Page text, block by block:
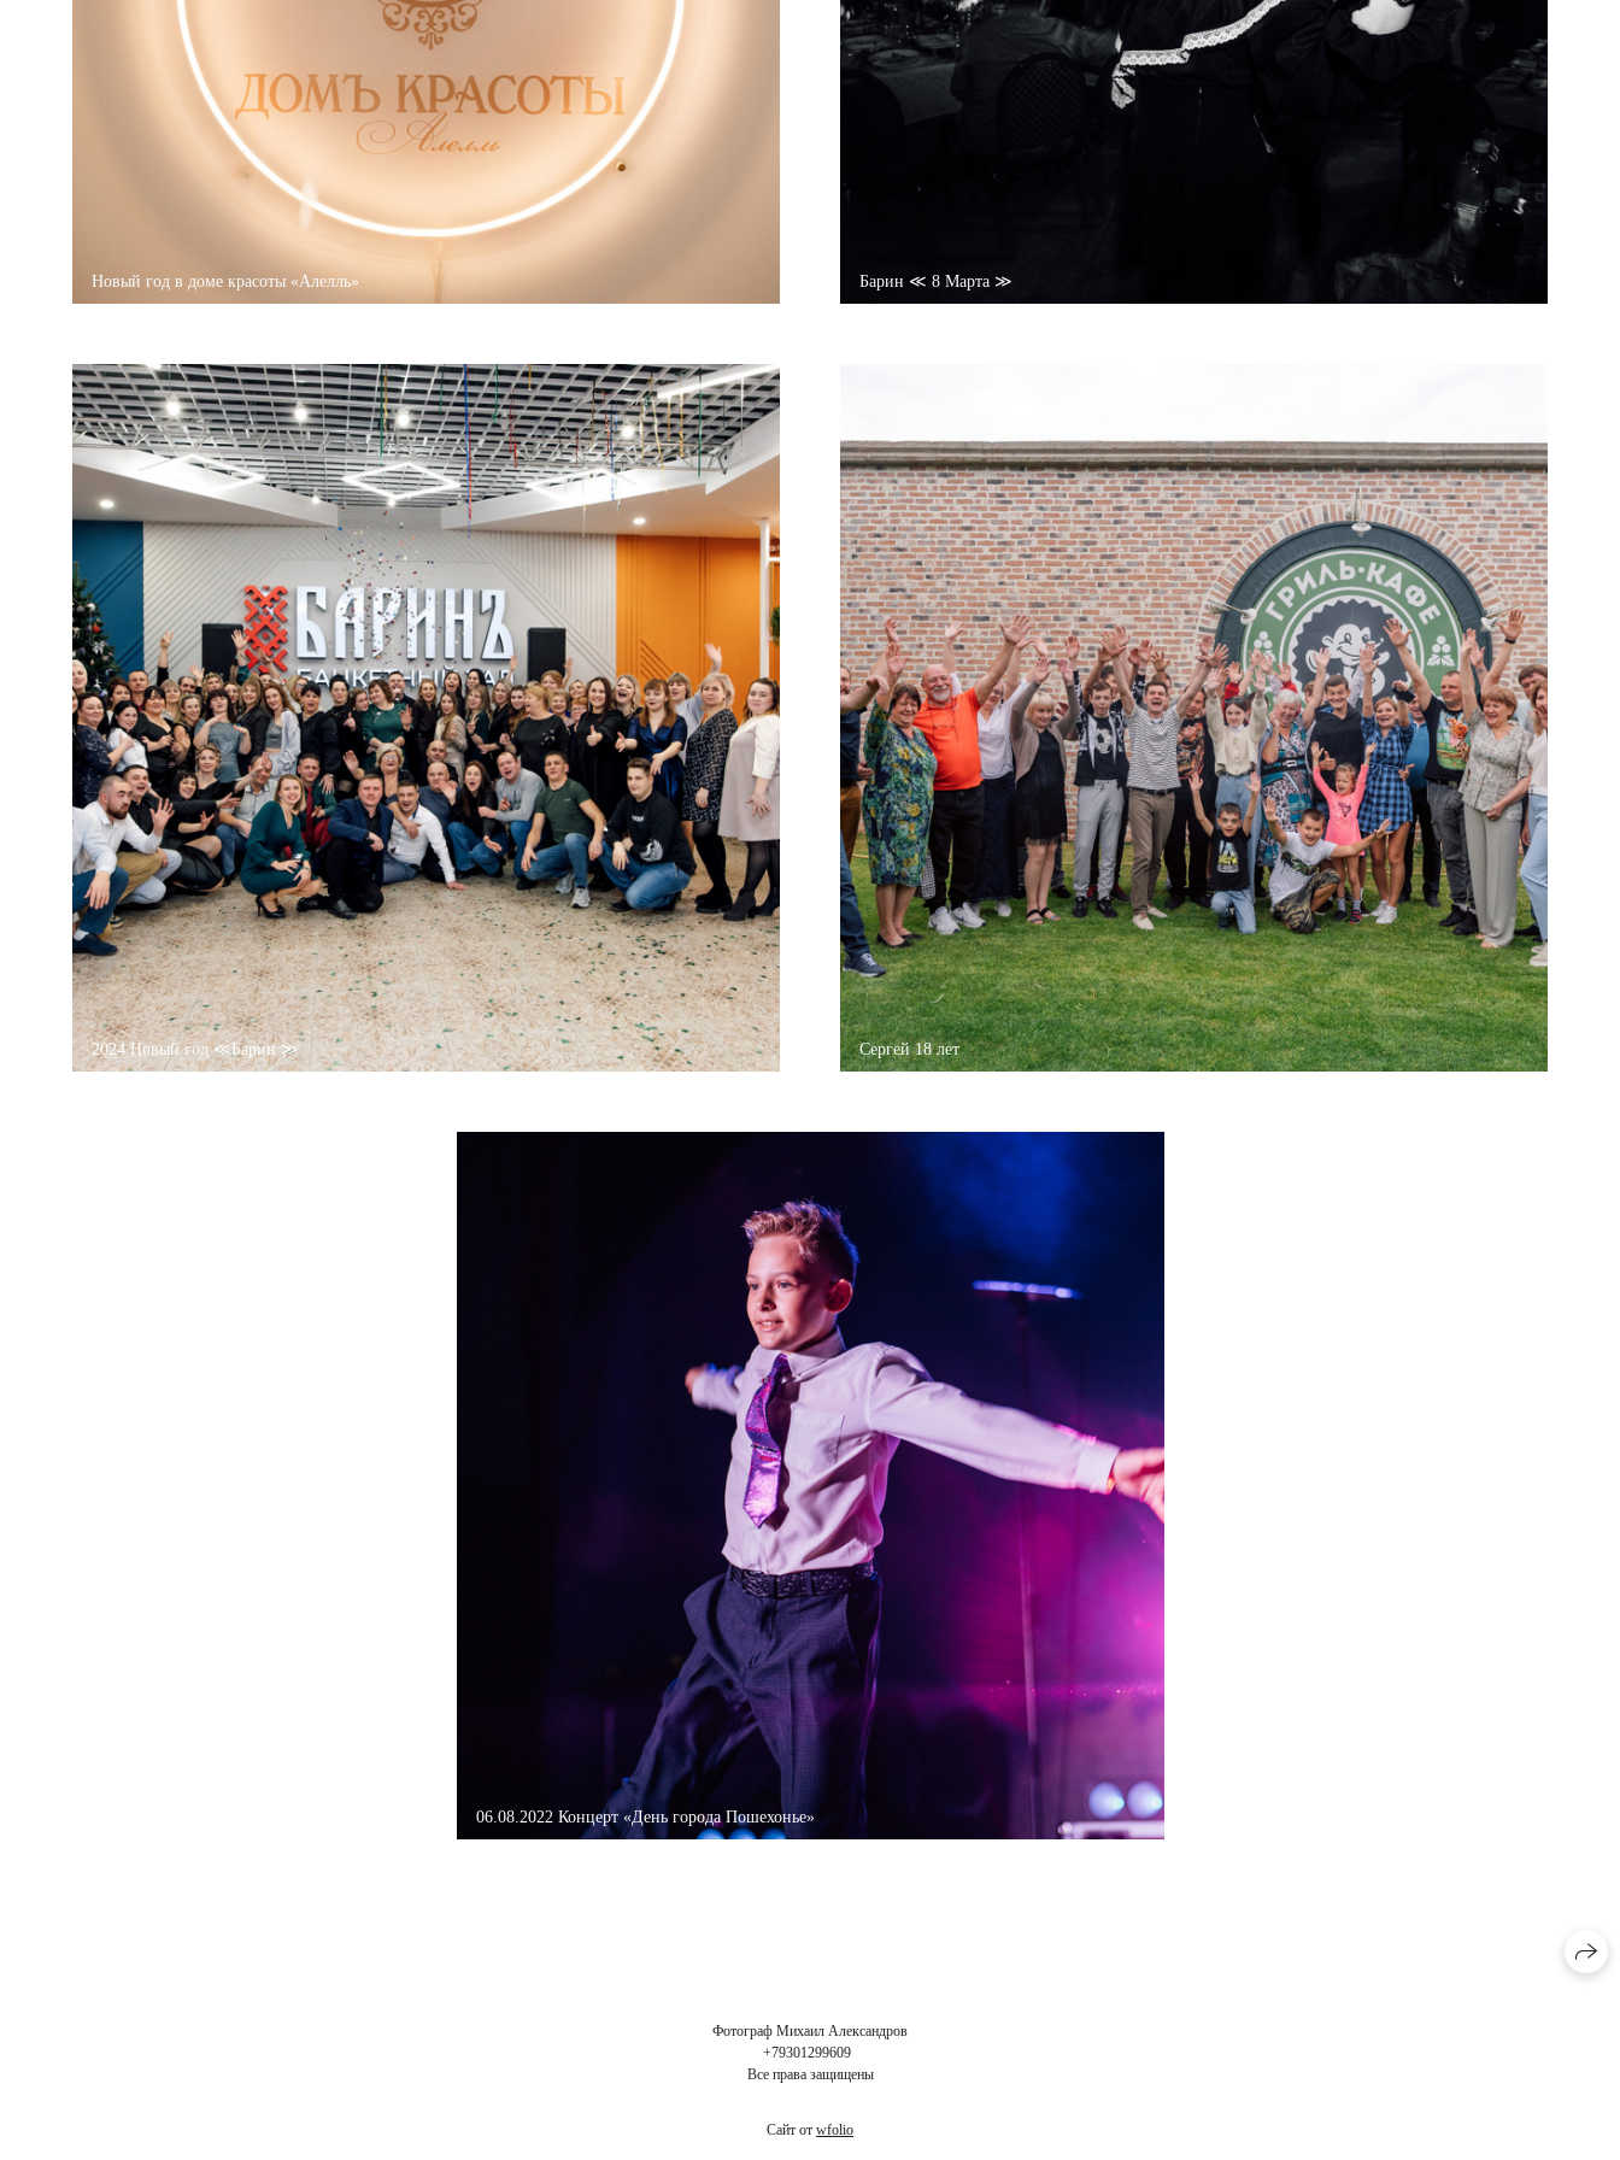
Новый год в доме красоты «Алелль» Барин ≪ 8 Марта ≫
2024 Новый год ≪Барин ≫ Сергей 18 лет
06.08.2022 Концерт «День города Пошехонье»
Фотограф Михаил Александров
+79301299609
Все права защищены
Сайт от wfolio